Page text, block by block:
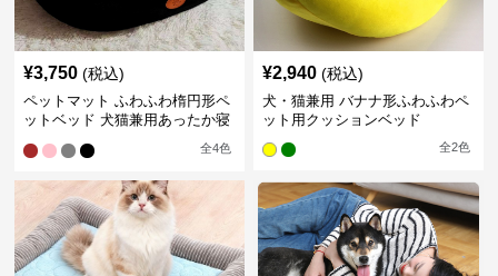
¥3,750 (税込)
ペットマット ふわふわ楕円形ペ
ットベッド 犬猫兼用あったか寝
全4色
¥2,940 (税込)
犬・猫兼用 バナナ形ふわふわペ
ット用クッションベッド
全2色